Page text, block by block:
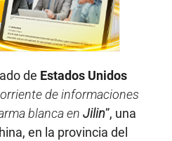
de Estados Unidos
de informaciones
blanca en Jilin”, una
en la provincia del